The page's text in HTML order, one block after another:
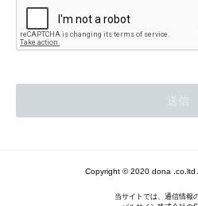
Copyright © 2020 dona .co.ltd
当サイトでは、通信情報